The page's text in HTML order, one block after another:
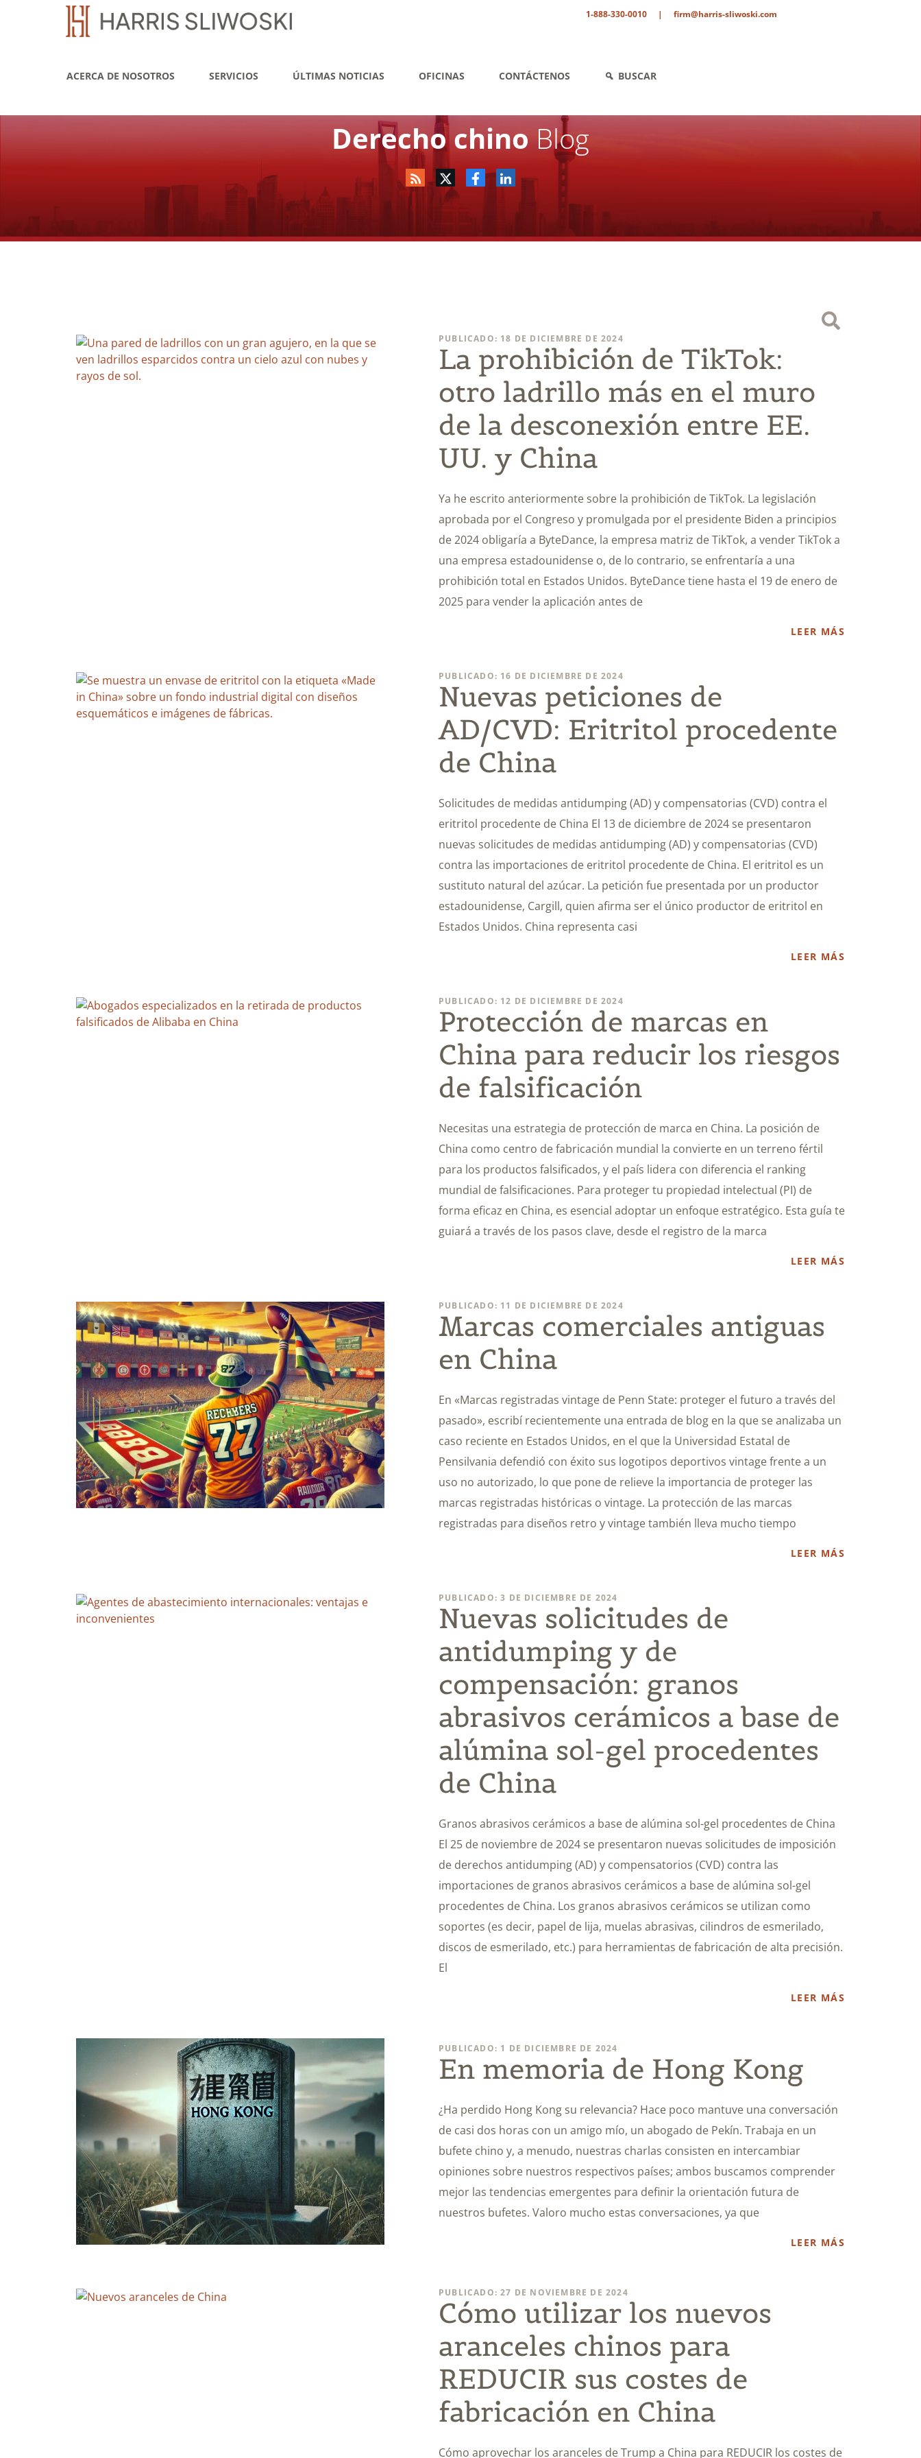
1-888-330-0010 | firm@harris-sliwoski.com
ACERCA DE NOSOTROS SERVICIOS ÚLTIMAS NOTICIAS OFICINAS CONTÁCTENOS BUSCAR
Derecho chinoBlog
PUBLICADO: 18 DE DICIEMBRE DE 2024
La prohibición de TikTok:
otro ladrillo más en el muro
de la desconexión entre EE.
UU. y China
Ya he escrito anteriormente sobre la prohibición de TikTok. La legislación
aprobada por el Congreso y promulgada por el presidente Biden a principios
de 2024 obligaría a ByteDance, la empresa matriz de TikTok, a vender TikTok a
una empresa estadounidense o, de lo contrario, se enfrentaría a una
prohibición total en Estados Unidos. ByteDance tiene hasta el 19 de enero de
2025 para vender la aplicación antes de
LEER MÁS
PUBLICADO: 16 DE DICIEMBRE DE 2024
Nuevas peticiones de
AD/CVD: Eritritol procedente
de China
Solicitudes de medidas antidumping (AD) y compensatorias (CVD) contra el
eritritol procedente de China El 13 de diciembre de 2024 se presentaron
nuevas solicitudes de medidas antidumping (AD) y compensatorias (CVD)
contra las importaciones de eritritol procedente de China. El eritritol es un
sustituto natural del azúcar. La petición fue presentada por un productor
estadounidense, Cargill, quien afirma ser el único productor de eritritol en
Estados Unidos. China representa casi
LEER MÁS
PUBLICADO: 12 DE DICIEMBRE DE 2024
Protección de marcas en
China para reducir los riesgos
de falsificación
Necesitas una estrategia de protección de marca en China. La posición de
China como centro de fabricación mundial la convierte en un terreno fértil
para los productos falsificados, y el país lidera con diferencia el ranking
mundial de falsificaciones. Para proteger tu propiedad intelectual (PI) de
forma eficaz en China, es esencial adoptar un enfoque estratégico. Esta guía te
guiará a través de los pasos clave, desde el registro de la marca
LEER MÁS
PUBLICADO: 11 DE DICIEMBRE DE 2024
Marcas comerciales antiguas
en China
En «Marcas registradas vintage de Penn State: proteger el futuro a través del
pasado», escribí recientemente una entrada de blog en la que se analizaba un
caso reciente en Estados Unidos, en el que la Universidad Estatal de
Pensilvania defendió con éxito sus logotipos deportivos vintage frente a un
uso no autorizado, lo que pone de relieve la importancia de proteger las
marcas registradas históricas o vintage. La protección de las marcas
registradas para diseños retro y vintage también lleva mucho tiempo
LEER MÁS
PUBLICADO: 3 DE DICIEMBRE DE 2024
Nuevas solicitudes de
antidumping y de
compensación: granos
abrasivos cerámicos a base de
alúmina sol-gel procedentes
de China
Granos abrasivos cerámicos a base de alúmina sol-gel procedentes de China
El 25 de noviembre de 2024 se presentaron nuevas solicitudes de imposición
de derechos antidumping (AD) y compensatorios (CVD) contra las
importaciones de granos abrasivos cerámicos a base de alúmina sol-gel
procedentes de China. Los granos abrasivos cerámicos se utilizan como
soportes (es decir, papel de lija, muelas abrasivas, cilindros de esmerilado,
discos de esmerilado, etc.) para herramientas de fabricación de alta precisión.
El
LEER MÁS
PUBLICADO: 1 DE DICIEMBRE DE 2024
En memoria de Hong Kong
¿Ha perdido Hong Kong su relevancia? Hace poco mantuve una conversación
de casi dos horas con un amigo mío, un abogado de Pekín. Trabaja en un
bufete chino y, a menudo, nuestras charlas consisten en intercambiar
opiniones sobre nuestros respectivos países; ambos buscamos comprender
mejor las tendencias emergentes para definir la orientación futura de
nuestros bufetes. Valoro mucho estas conversaciones, ya que
LEER MÁS
PUBLICADO: 27 DE NOVIEMBRE DE 2024
Cómo utilizar los nuevos
aranceles chinos para
REDUCIR sus costes de
fabricación en China
Cómo aprovechar los aranceles de Trump a China para REDUCIR los costes de